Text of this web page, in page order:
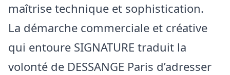
maîtrise technique et sophistication.
La démarche commerciale et créative
qui entoure SIGNATURE traduit la
volonté de DESSANGE Paris d’adresser